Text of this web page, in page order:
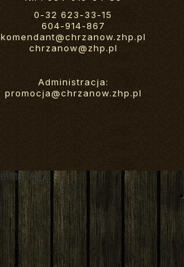
0-32 623-33-15
604-914-867
komendant@chrzanow.zhp.pl
chrzanow@zhp.pl
Administracja:
promocja@chrzanow.zhp.pl
6 MB RAM